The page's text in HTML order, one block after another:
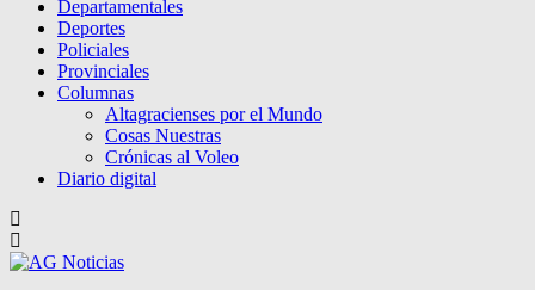
Departamentales
Deportes
Policiales
Provinciales
Columnas
Altagracienses por el Mundo
Cosas Nuestras
Crónicas al Voleo
Diario digital